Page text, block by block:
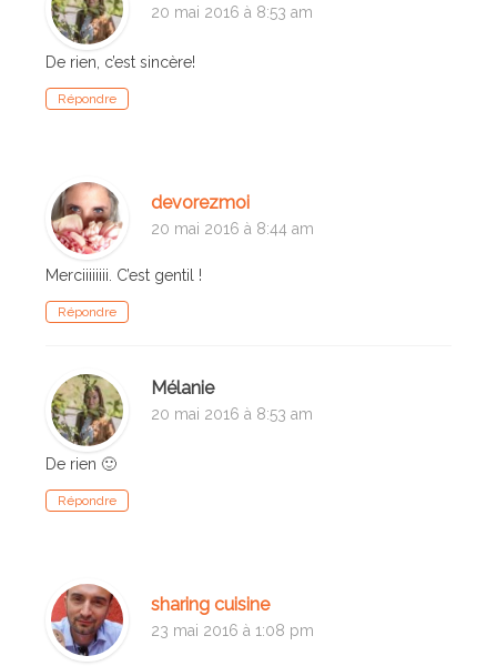
20 mai 2016 à 8:53 am
De rien, c’est sincère!
Répondre
devorezmoi
20 mai 2016 à 8:44 am
Merciiiiiiii. C’est gentil !
Répondre
Mélanie
20 mai 2016 à 8:53 am
De rien 🙂
Répondre
sharing cuisine
23 mai 2016 à 1:08 pm